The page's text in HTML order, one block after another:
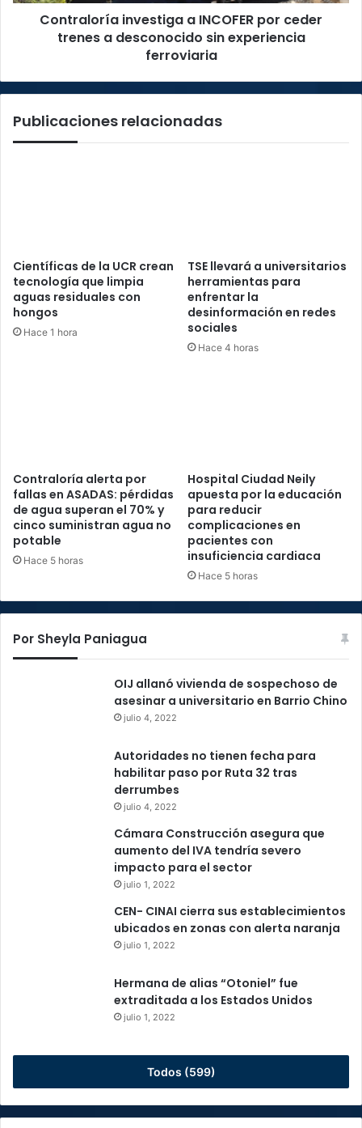
experiencia
Contraloría investiga a INCOFER por ceder
trenes a desconocido sin experiencia
ferroviaria
Publicaciones relacionadas
Científicas de la UCR crean
tecnología que limpia
aguas residuales con
hongos
Hace 1 hora
TSE llevará a universitarios
herramientas para
enfrentar la
desinformación en redes
sociales
Hace 4 horas
Contraloría alerta por
fallas en ASADAS: pérdidas
de agua superan el 70% y
cinco suministran agua no
potable
Hace 5 horas
Hospital Ciudad Neily
apuesta por la educación
para reducir
complicaciones en
pacientes con
insuficiencia cardiaca
Hace 5 horas
Por Sheyla Paniagua
OIJ allanó vivienda de sospechoso de
asesinar a universitario en Barrio Chino
julio 4, 2022
Autoridades no tienen fecha para
habilitar paso por Ruta 32 tras
derrumbes
julio 4, 2022
Cámara Construcción asegura que
aumento del IVA tendría severo
impacto para el sector
julio 1, 2022
CEN- CINAI cierra sus establecimientos
ubicados en zonas con alerta naranja
julio 1, 2022
Hermana de alias “Otoniel” fue
extraditada a los Estados Unidos
julio 1, 2022
Todos (599)